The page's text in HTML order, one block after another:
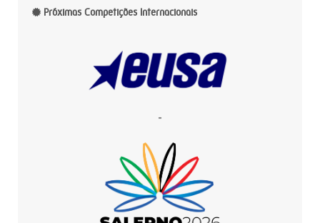
Próximas Competições Internacionais
-